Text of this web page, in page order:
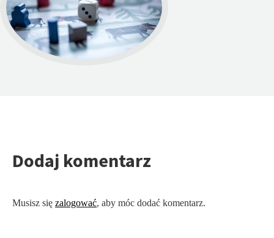
Dodaj komentarz
Musisz się zalogować, aby móc dodać komentarz.